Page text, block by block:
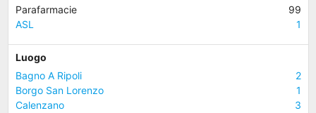
Parafarmacie
99
ASL
1
Luogo
Bagno A Ripoli
2
Borgo San Lorenzo
1
Calenzano
3